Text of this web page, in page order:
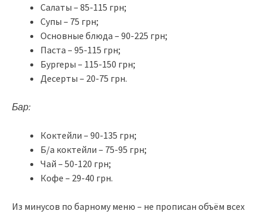
Салаты – 85-115 грн;
Супы – 75 грн;
Основные блюда – 90-225 грн;
Паста – 95-115 грн;
Бургеры – 115-150 грн;
Десерты – 20-75 грн.
Бар:
Коктейли – 90-135 грн;
Б/а коктейли – 75-95 грн;
Чай – 50-120 грн;
Кофе – 29-40 грн.
Из минусов по барному меню – не прописан объём всех